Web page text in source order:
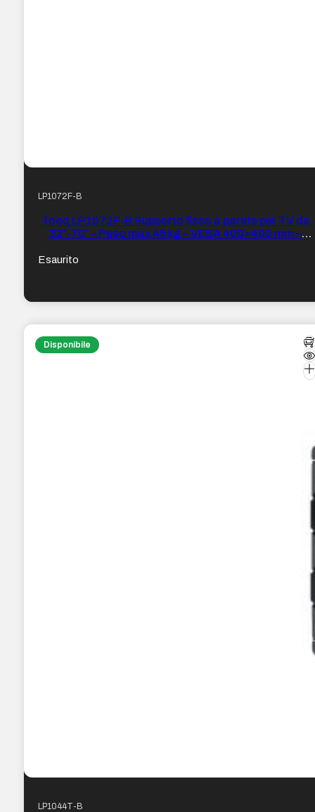
LP1072F-B
Tooq LP1072F-B Supporto fisso a parete per TV da
32″-70″ – Peso max 45 kg – VESA 400×400 mm –
Esaurito
Disponibile
LP1044T-B